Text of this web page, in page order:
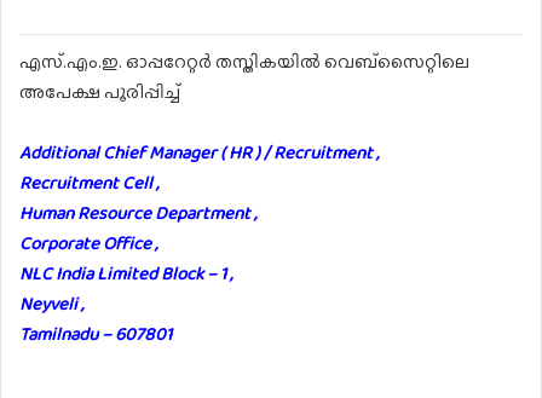
എസ്.എം.ഇ. ഓപ്പറേറ്റർ തസ്തികയിൽ വെബ്സൈറ്റിലെ
അപേക്ഷ പൂരിപ്പിച്ച്
Additional Chief Manager ( HR ) / Recruitment ,
Recruitment Cell ,
Human Resource Department ,
Corporate Office ,
NLC India Limited Block – 1 ,
Neyveli ,
Tamilnadu – 607801